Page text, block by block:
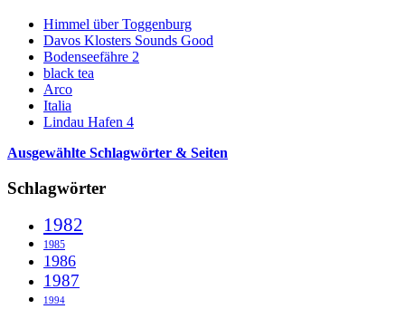
Himmel über Toggenburg
Davos Klosters Sounds Good
Bodenseefähre 2
black tea
Arco
Italia
Lindau Hafen 4
Ausgewählte Schlagwörter & Seiten
Schlagwörter
1982
1985
1986
1987
1994